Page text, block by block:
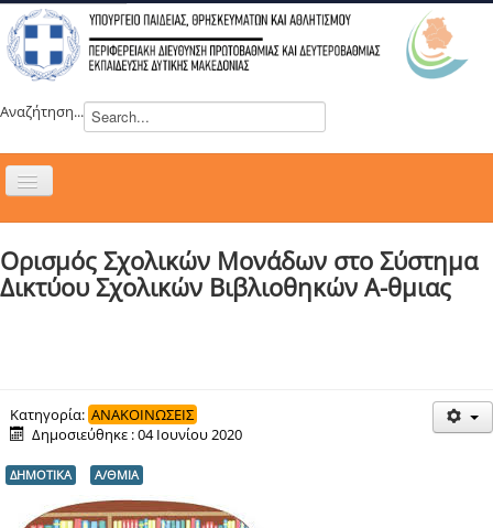
Αναζήτηση...
Εναλλαγή
ΝΕΑ
ΣΥΜΒΟΥΛΙΑ
ΔΡΑΣΕΙΣ
ΕΠΙΚΟΙΝΩΝΙΑ
ΕΞ ΑΠΟΣΤΑΣΕΩΣ ΕΚΠΑΙΔΕΥΣΗ
Ορισμός Σχολικών Μονάδων στο Σύστημα
Δικτύου Σχολικών Βιβλιοθηκών Α-θμιας
Κατηγορία: ΑΝΑΚΟΙΝΩΣΕΙΣ
Δημοσιεύθηκε : 04 Ιουνίου 2020
ΔΗΜΟΤΙΚΑ Α/ΘΜΙΑ